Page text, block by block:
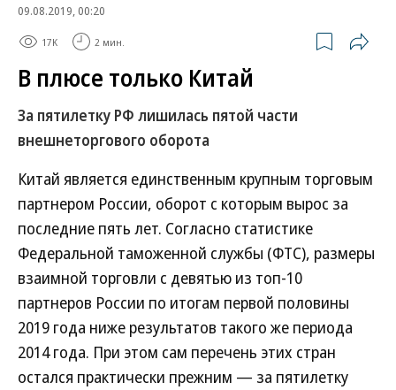
09.08.2019, 00:20
17K 2 мин.
В плюсе только Китай
За пятилетку РФ лишилась пятой части
внешнеторгового оборота
Китай является единственным крупным торговым
партнером России, оборот с которым вырос за
последние пять лет. Согласно статистике
Федеральной таможенной службы (ФТС), размеры
взаимной торговли с девятью из топ-10
партнеров России по итогам первой половины
2019 года ниже результатов такого же периода
2014 года. При этом сам перечень этих стран
остался практически прежним — за пятилетку